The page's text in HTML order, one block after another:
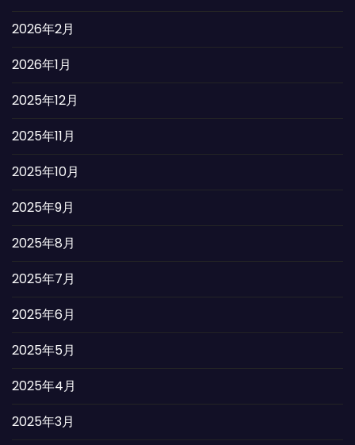
2026年2月
2026年1月
2025年12月
2025年11月
2025年10月
2025年9月
2025年8月
2025年7月
2025年6月
2025年5月
2025年4月
2025年3月